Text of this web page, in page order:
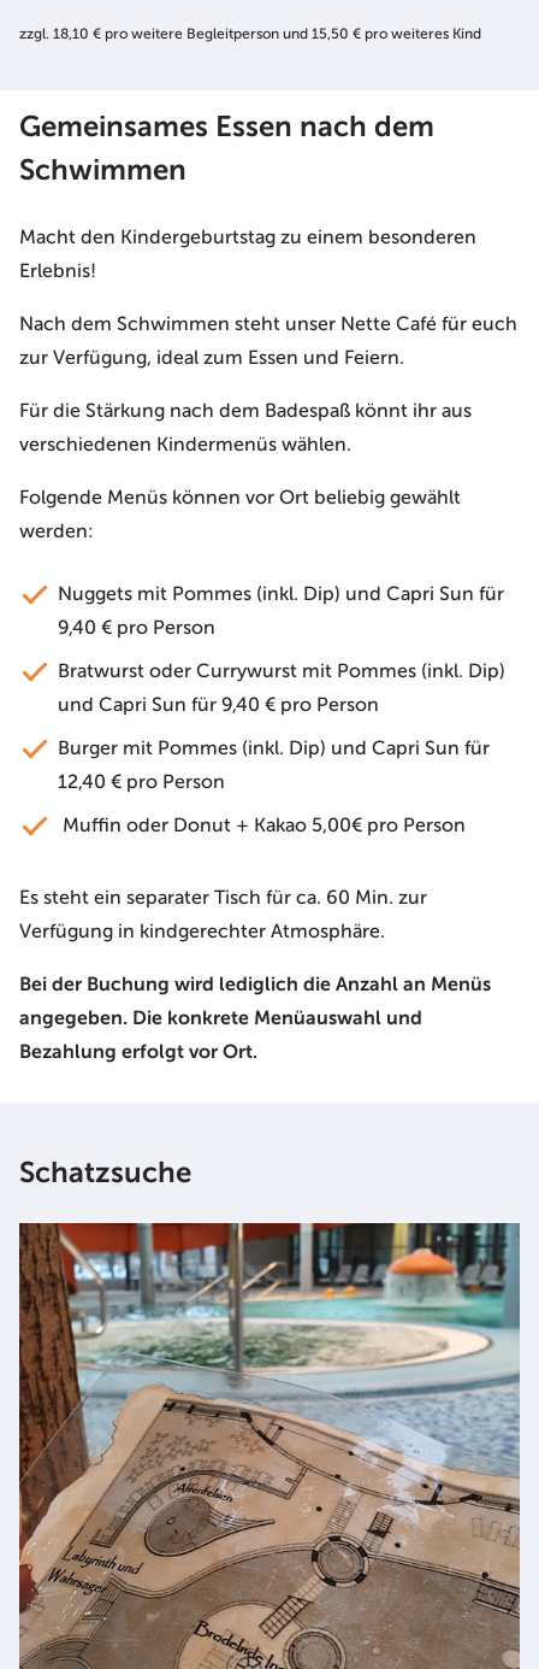
zzgl. 18,10 € pro weitere Begleitperson und 15,50 € pro weiteres Kind
Gemeinsames Essen nach dem
Schwimmen
Macht den Kindergeburtstag zu einem besonderen
Erlebnis!
Nach dem Schwimmen steht unser Nette Café für euch
zur Verfügung, ideal zum Essen und Feiern.
Für die Stärkung nach dem Badespaß könnt ihr aus
verschiedenen Kindermenüs wählen.
Folgende Menüs können vor Ort beliebig gewählt
werden:
Nuggets mit Pommes (inkl. Dip) und Capri Sun für
9,40 € pro Person
Bratwurst oder Currywurst mit Pommes (inkl. Dip)
und Capri Sun für 9,40 € pro Person
Burger mit Pommes (inkl. Dip) und Capri Sun für
12,40 € pro Person
Muffin oder Donut + Kakao 5,00€ pro Person
Es steht ein separater Tisch für ca. 60 Min. zur
Verfügung in kindgerechter Atmosphäre.
Bei der Buchung wird lediglich die Anzahl an Menüs
angegeben. Die konkrete Menüauswahl und
Bezahlung erfolgt vor Ort.
Schatzsuche